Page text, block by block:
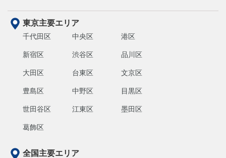
東京主要エリア
千代田区 中央区 港区
新宿区 渋谷区 品川区
大田区 台東区 文京区
豊島区 中野区 目黒区
世田谷区 江東区 墨田区
葛飾区
全国主要エリア